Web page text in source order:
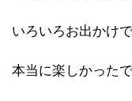
いろいろお出かけ
本当に楽しかった